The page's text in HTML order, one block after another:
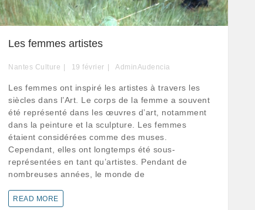
Les femmes artistes
Nantes Culture 19 février AdminAudencia
Les femmes ont inspiré les artistes à travers les
siècles dans l’Art. Le corps de la femme a souvent
été représenté dans les œuvres d’art, notamment
dans la peinture et la sculpture. Les femmes
étaient considérées comme des muses.
Cependant, elles ont longtemps été sous-
représentées en tant qu’artistes. Pendant de
nombreuses années, le monde de
READ MORE